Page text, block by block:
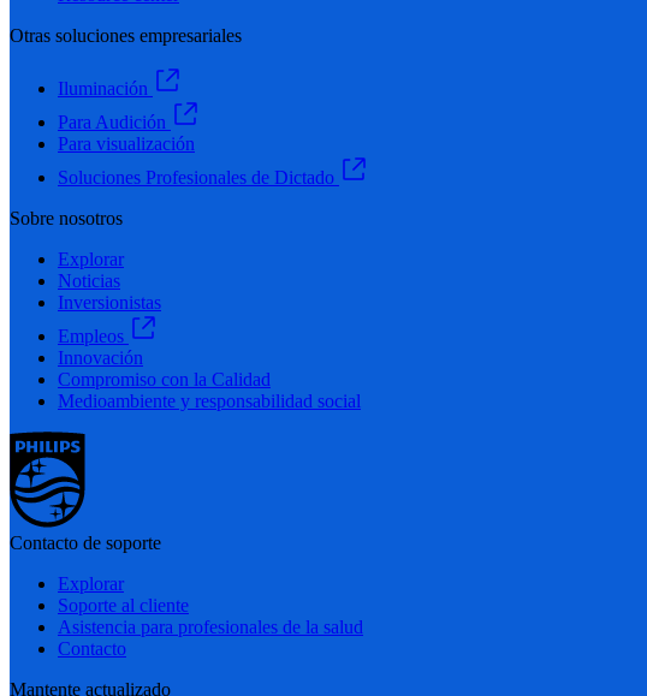
Otras soluciones empresariales
Iluminación
Para Audición
Para visualización
Soluciones Profesionales de Dictado
Sobre nosotros
Explorar
Noticias
Inversionistas
Empleos
Innovación
Compromiso con la Calidad
Medioambiente y responsabilidad social
Contacto de soporte
Explorar
Soporte al cliente
Asistencia para profesionales de la salud
Contacto
Mantente actualizado